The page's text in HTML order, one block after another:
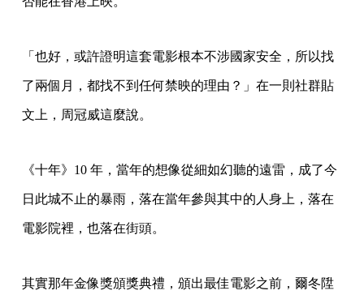
「也好，或許證明這套電影根本不涉國家安全，所以找
了兩個月，都找不到任何禁映的理由？」在一則社群貼
文上，周冠威這麼說。
《十年》10 年，當年的想像從細如幻聽的遠雷，成了今
日此城不止的暴雨，落在當年參與其中的人身上，落在
電影院裡，也落在街頭。
其實那年金像獎頒獎典禮，頒出最佳電影之前，爾冬陞